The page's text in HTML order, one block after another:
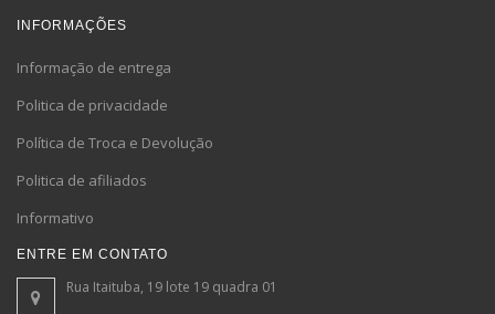
INFORMAÇÕES
Informação de entrega
Politica de privacidade
Política de Troca e Devolução
Politica de afiliados
Informativo
ENTRE EM CONTATO
Rua Itaituba, 19 lote 19 quadra 01